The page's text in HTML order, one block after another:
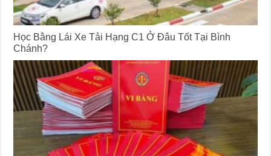
Học Bằng Lái Xe Tải Hạng C1 Ở Đâu Tốt Tại Bình
Chánh?